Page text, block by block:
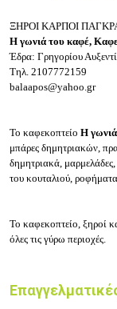
ΞΗΡΟΙ ΚΑΡΠΟΙ
Η γωνιά του καφέ,
Έδρα: Γρηγορίου
Τηλ. 2107772159
balaapos@yahoo.gr
Το καφεκοπτείο Η
μπάρες δημητριακών,
δημητριακά,
του κουταλιού,
Το καφεκοπτείο, ξηροί
όλες τις γύρω περιοχές.